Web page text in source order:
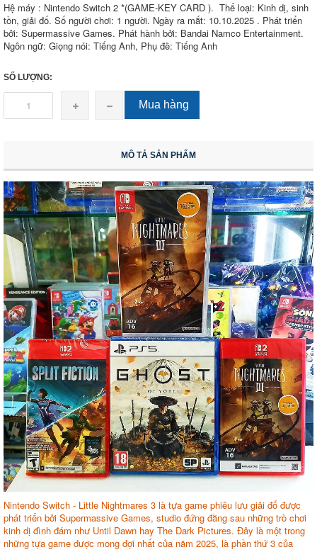
Hệ máy : Nintendo Switch 2 *(GAME-KEY CARD ). Thể loại: Kinh dị, sinh
tồn, giải đố. Số người chơi: 1 người. Ngày ra mắt: 10.10.2025 . Phát triển
bởi: Supermassive Games. Phát hành bởi: Bandai Namco Entertainment.
Ngôn ngữ: Giọng nói: Tiếng Anh, Phụ đề: Tiếng Anh
SỐ LƯỢNG:
Mua hàng
MÔ TẢ SẢN PHẨM
Nintendo Switch - Little Nightmares 3 là tựa game phiêu lưu giải đố được
phát triển bởi Supermassive Games, studio đứng đằng sau những trò chơi
kinh dị đình đám như Until Dawn hay The Dark Pictures. Đây là một trong
những tựa game được mong đợi nhất của năm 2025, là phần thứ 3 của